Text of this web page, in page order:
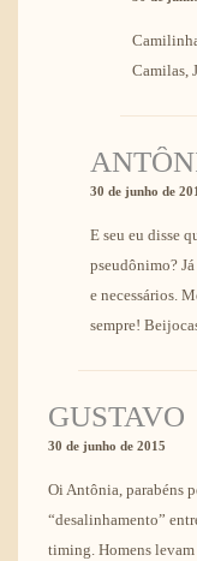
Camilas,
30 de junho de
E seu eu disse
pseudônimo?
e necessários.
sempre!
GUSTAVO
30 de junho de 2015
Oi Antônia, parabéns
“desalinhamento”
timing. Homens